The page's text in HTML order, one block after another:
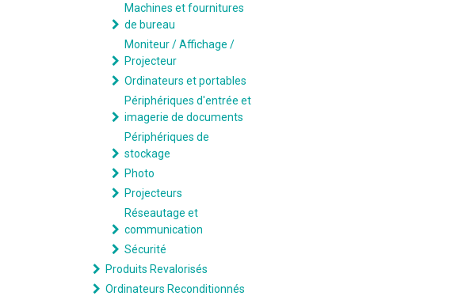
Machines et fournitures
de bureau
Moniteur / Affichage /
Projecteur
Ordinateurs et portables
Périphériques d'entrée et
imagerie de documents
Périphériques de
stockage
Photo
Projecteurs
Réseautage et
communication
Sécurité
Produits Revalorisés
Ordinateurs Reconditionnés